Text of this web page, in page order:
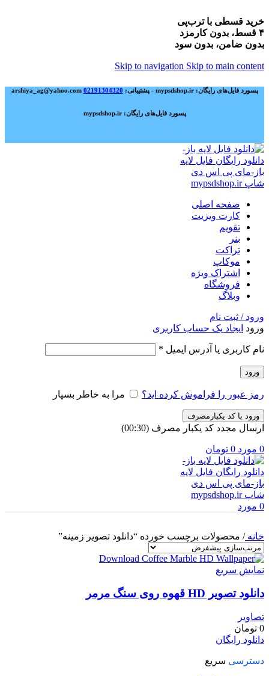
خرید قسطی با ترب‌پی
۴ قسط، بدون کارمزد
بدون ضامن، بدون سود
Skip to navigation Skip to main content
پسورد فایل‌های رایگان: mypsdshop.ir - پشتیبانی: arshiya_ag@yahoo.com 02191304320
پسورد فایل‌های رایگان: mypsdshop.ir
صفحه اصلی
کارت ویزیت
تقویم
بنر
تراکت
موکاپ
اشتراک ویژه
فروشگاه
وبلاگ
ورود / ثبت نام
ورود ایجاد یک حساب کاربری
نام کاربری یا آدرس ایمیل *
ورود
رمز عبور را فراموش کرده اید؟ مرا به خاطر بسپار
ورود با کد یکبارمصرف
ارسال مجدد کد یکبار مصرف (00:
30
)
0 مورد 0 تومان
0 مورد
خانه/ محصولات برچسب خورده “دانلود تصویر زمینه”
نمایش سریع
دانلود تصویر HD قهوه روی سنگ مرمر
تصاویر
0 تومان
دانلود رایگان
دسترسی سریع